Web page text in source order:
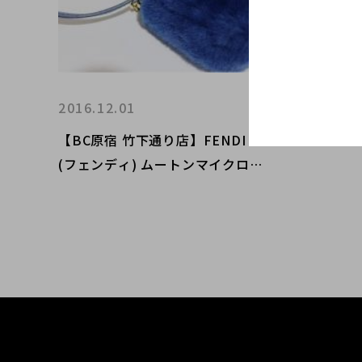
【BC原宿 竹下通り店】FENDI
(フェンディ) ムートンマイクロバ
2016.12.01